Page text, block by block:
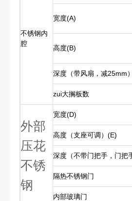
不锈钢内
腔
宽度(A)
高度(B)
深度（带风扇，减25mm
zui大搁板数
外部
压花
不锈
钢
宽度(D)
高度（支座可调）(E)
深度（不带门把手，门把
隔热不锈钢门
内部玻璃门